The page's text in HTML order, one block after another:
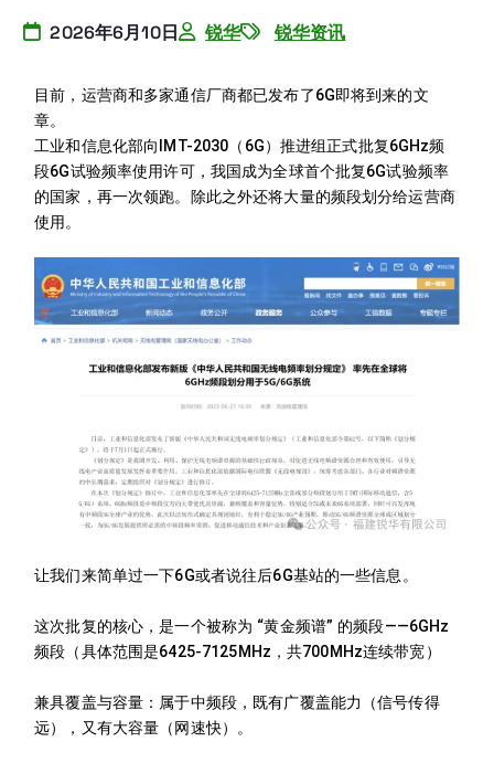
2026年6月10日 锐华 锐华资讯
目前，运营商和多家通信厂商都已发布了6G即将到来的文
章。
工业和信息化部向IMT-2030（6G）推进组正式批复6GHz频
段6G试验频率使用许可，我国成为全球首个批复6G试验频率
的国家，再一次领跑。除此之外还将大量的频段划分给运营商
使用。
让我们来简单过一下6G或者说往后6G基站的一些信息。
这次批复的核心，是一个被称为 “黄金频谱” 的频段——6GHz
频段（具体范围是6425-7125MHz，共700MHz连续带宽）
兼具覆盖与容量：属于中频段，既有广覆盖能力（信号传得
远），又有大容量（网速快）。